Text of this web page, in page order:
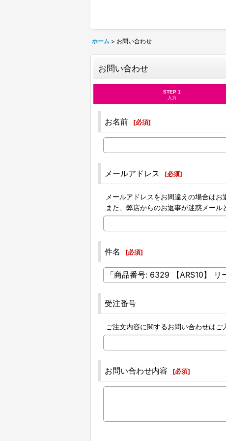
ホーム > お問い合わせ
お問い合わせ
STEP 1
入力
お名前 [必須]
メールアドレス [必須]
メールアドレスをお間違えの場合はお
また、弊店からのお返事が迷惑メー
件名 [必須]
受注番号
ご注文内容に関するお問い合わせはご
お問い合わせ内容 [必須]